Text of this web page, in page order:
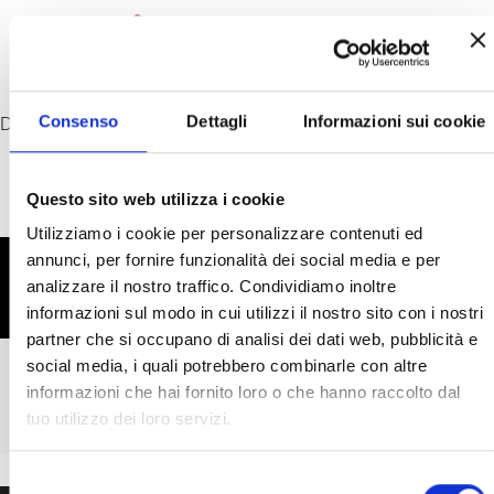
Consenso Dettagli Informazioni sui cookie
Questo sito web utilizza i cookie
Utilizziamo i cookie per personalizzare contenuti ed
annunci, per fornire funzionalità dei social media e per
analizzare il nostro traffico. Condividiamo inoltre
informazioni sul modo in cui utilizzi il nostro sito con i nostri
partner che si occupano di analisi dei dati web, pubblicità e
social media, i quali potrebbero combinarle con altre
informazioni che hai fornito loro o che hanno raccolto dal
tuo utilizzo dei loro servizi.
Die Photobiomodulation
BEI FRAGEN KONTAKTIERE
BITTE
support@red-therapy.com